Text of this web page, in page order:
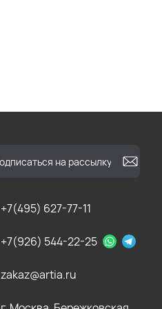
+7(495) 627-77-11
+7(926) 544-22-25
zakaz@artia.ru